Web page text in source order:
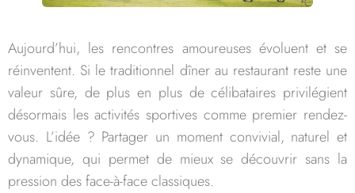
Aujourd’hui, les rencontres amoureuses évoluent et se
réinventent. Si le traditionnel dîner au restaurant reste une
valeur sûre, de plus en plus de célibataires privilégient
désormais les activités sportives comme premier rendez-
vous. L’idée ? Partager un moment convivial, naturel et
dynamique, qui permet de mieux se découvrir sans la
pression des face-à-face classiques.